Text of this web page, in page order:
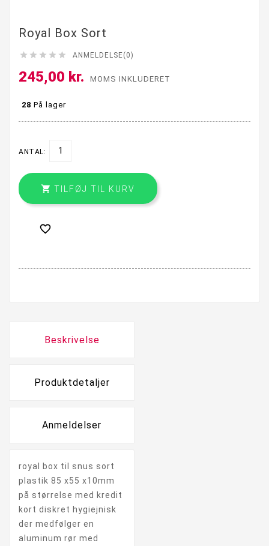
Royal Box Sort
     ANMELDELSE(0)
245,00 kr. MOMS INKLUDERET
28 På lager
ANTAL:
 TILFØJ TIL KURV

Beskrivelse
Produktdetaljer
Anmeldelser
royal box til snus sort
plastik 85 x55 x10mm
på størrelse med kredit
kort diskret hygiejnisk
der medfølger en
aluminum rør med